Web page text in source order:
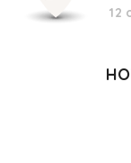
12